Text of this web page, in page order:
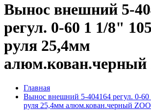
Вынос внешний 5-
регул. 0-60 1 1/8"
руля 25,4мм
Главная
Вынос внешний 5-404164 регул. 0-
руля 25,4мм алюм.кован.черный